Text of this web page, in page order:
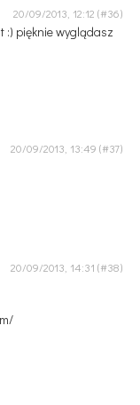
20/09/2013, 12:12
:) pięknie wyglądasz
20/09/2013, 13:49
20/09/2013, 14:31